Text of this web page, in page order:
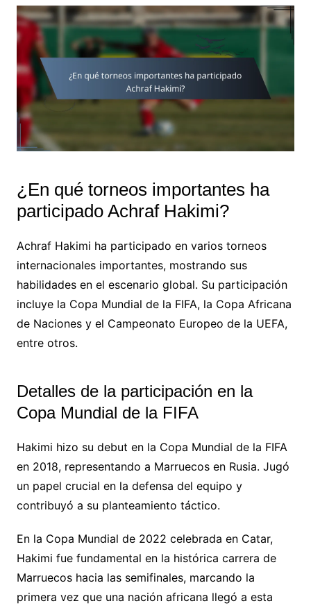
¿En qué torneos importantes ha
participado Achraf Hakimi?
Achraf Hakimi ha participado en varios torneos
internacionales importantes, mostrando sus
habilidades en el escenario global. Su participación
incluye la Copa Mundial de la FIFA, la Copa Africana
de Naciones y el Campeonato Europeo de la UEFA,
entre otros.
Detalles de la participación en la
Copa Mundial de la FIFA
Hakimi hizo su debut en la Copa Mundial de la FIFA
en 2018, representando a Marruecos en Rusia. Jugó
un papel crucial en la defensa del equipo y
contribuyó a su planteamiento táctico.
En la Copa Mundial de 2022 celebrada en Catar,
Hakimi fue fundamental en la histórica carrera de
Marruecos hacia las semifinales, marcando la
primera vez que una nación africana llegó a esta